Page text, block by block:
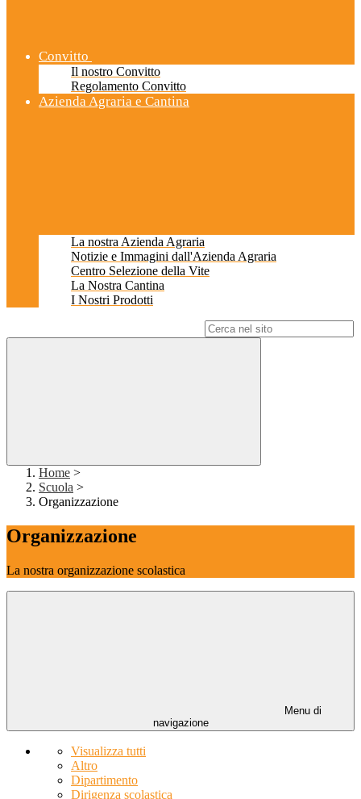
Convitto
Il nostro Convitto
Regolamento Convitto
Azienda Agraria e Cantina
La nostra Azienda Agraria
Notizie e Immagini dall'Azienda Agraria
Centro Selezione della Vite
La Nostra Cantina
I Nostri Prodotti
Home >
Scuola >
Organizzazione
Organizzazione
La nostra organizzazione scolastica
Menu di
navigazione
Visualizza tutti
Altro
Dipartimento
Dirigenza scolastica